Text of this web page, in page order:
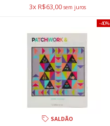
3x R$63,00
SALDÃO
40%